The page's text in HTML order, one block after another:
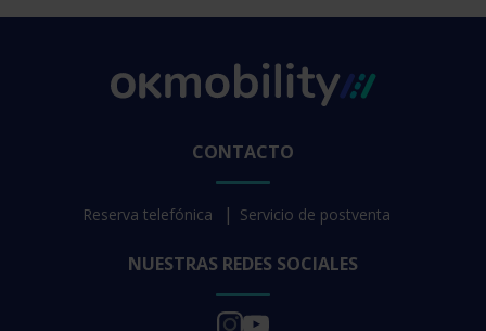
CONTACTO
Reserva telefónica Servicio de postventa
NUESTRAS REDES SOCIALES